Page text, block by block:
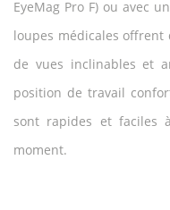
EyeMag Pro F) ou avec
loupes médicales offrent
de vues inclinables et
position de travail
sont rapides et faciles
moment.